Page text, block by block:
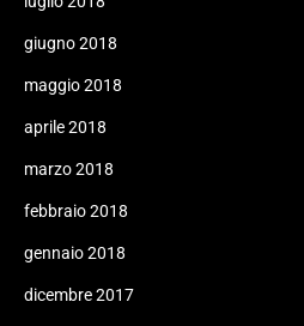
giugno 2018
maggio 2018
aprile 2018
marzo 2018
febbraio 2018
gennaio 2018
dicembre 2017